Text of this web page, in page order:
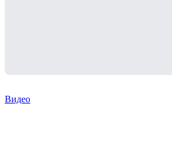
Видео